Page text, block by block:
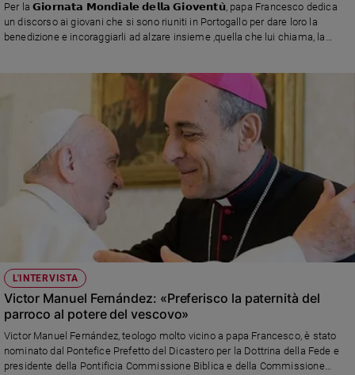
Per la 𝗚𝗶𝗼𝗿𝗻𝗮𝘁𝗮 𝗠𝗼𝗻𝗱𝗶𝗮𝗹𝗲 𝗱𝗲𝗹𝗹𝗮 𝗚𝗶𝗼𝘃𝗲𝗻𝘁𝘂̀, papa Francesco dedica
un discorso ai giovani che si sono riuniti in Portogallo per dare loro la
benedizione e incoraggiarli ad alzare insieme ,quella che lui chiama, la
L'INTERVISTA
Victor Manuel Fernández: «Preferisco la paternità del
parroco al potere del vescovo»
Victor Manuel Fernández, teologo molto vicino a papa Francesco, è stato
nominato dal Pontefice Prefetto del Dicastero per la Dottrina della Fede e
presidente della Pontificia Commissione Biblica e della Commissione